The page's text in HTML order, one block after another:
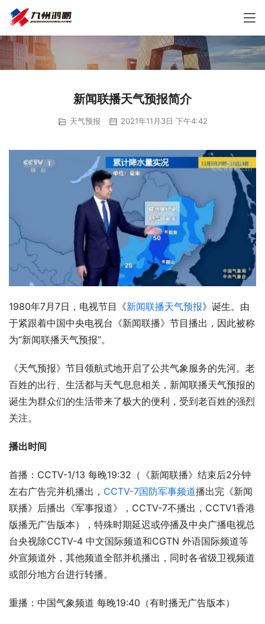
新闻联播天气预报简介
天气预报 2021年11月3日 下午4:42
1980年7月7日，电视节目《新闻联播天气预报》诞生。由
于紧跟着中国中央电视台《新闻联播》节目播出，因此被称
为“新闻联播天气预报”。
《天气预报》节目领航式地开启了公共气象服务的先河。老
百姓的出行、生活都与天气息息相关，新闻联播天气预报的
诞生为群众们的生活带来了极大的便利，受到老百姓的强烈
关注。
播出时间
首播：CCTV-1/13 每晚19:32（《新闻联播》结束后2分钟
左右广告完并机播出， CCTV-7国防军事频道播出完《新闻
联播》后播出《军事报道》，CCTV-7不播出，CCTV1香港
版播无广告版本），特殊时期延迟或停播及中央广播电视总
台央视除CCTV-4 中文国际频道和CGTN 外语国际频道等
外宣频道外，其他频道全部并机播出，同时各省级卫视频道
或部分地方台进行转播。
重播：中国气象频道 每晚19:40（有时播无广告版本）